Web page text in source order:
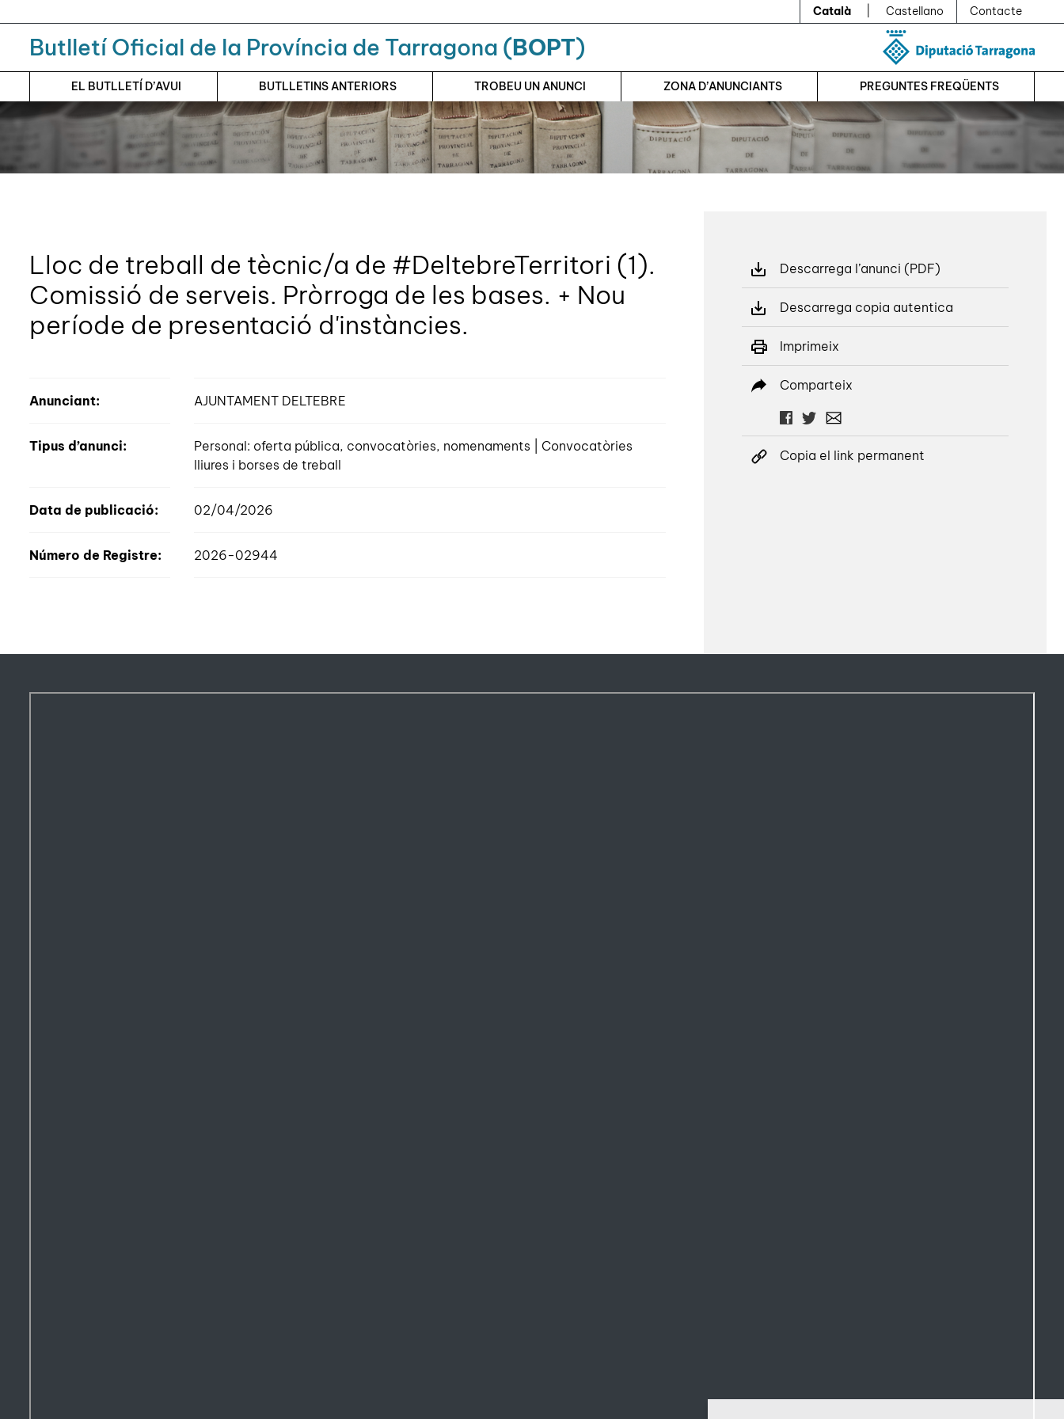
Català Castellano Contacte
Butlletí Oficial de la Província de Tarragona (BOPT)
EL BUTLLETÍ D’AVUI BUTLLETINS ANTERIORS TROBEU UN ANUNCI ZONA D’ANUNCIANTS PREGUNTES FREQÜENTS
Lloc de treball de tècnic/a de #DeltebreTerritori (1).
Comissió de serveis. Pròrroga de les bases. + Nou
període de presentació d'instàncies.
Anunciant: AJUNTAMENT DELTEBRE
Tipus d’anunci:
Personal: oferta pública, convocatòries, nomenaments | Convocatòries
lliures i borses de treball
Data de publicació: 02/04/2026
Número de Registre: 2026-02944
Descarrega l’anunci (PDF)
Descarrega copia autentica
Imprimeix
Comparteix
Copia el link permanent